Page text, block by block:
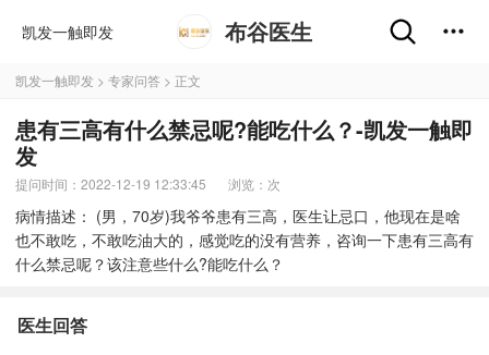
凯发一触即发 布谷医生
凯发一触即发 > 专家问答 > 正文
患有三高有什么禁忌呢?能吃什么？-凯发一触即
发
提问时间：2022-12-19 12:33:45 浏览： 次
病情描述： (男，70岁)我爷爷患有三高，医生让忌口，他现在是啥
也不敢吃，不敢吃油大的，感觉吃的没有营养，咨询一下患有三高有
什么禁忌呢？该注意些什么?能吃什么？
医生回答